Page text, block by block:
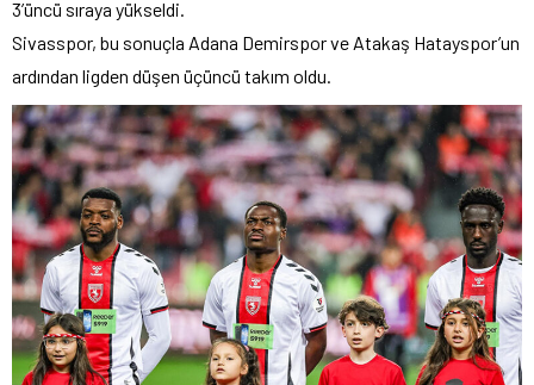
3’üncü sıraya yükseldi.
Sivasspor, bu sonuçla Adana Demirspor ve Atakaş Hatayspor’un
ardından ligden düşen üçüncü takım oldu.